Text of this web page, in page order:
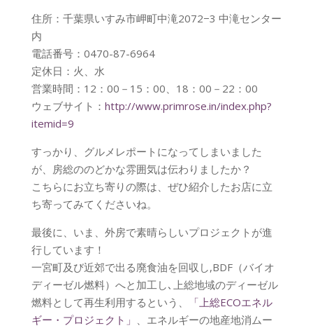
住所：千葉県いすみ市岬町中滝2072−3 中滝センター
内
電話番号：0470-87-6964
定休日：火、水
営業時間：12：00－15：00、18：00－22：00
ウェブサイト： http://www.primrose.in/index.php?
itemid=9
すっかり、グルメレポートになってしまいました
が、房総ののどかな雰囲気は伝わりましたか？
こちらにお立ち寄りの際は、ぜひ紹介したお店に立
ち寄ってみてくださいね。
最後に、いま、外房で素晴らしいプロジェクトが進
行しています！
一宮町及び近郊で出る廃食油を回収し,BDF（バイオ
ディーゼル燃料）へと加工し､上総地域のディーゼル
燃料として再生利用するという、
「上総ECOエネル
ギー・プロジェクト」 、エネルギーの地産地消ムー